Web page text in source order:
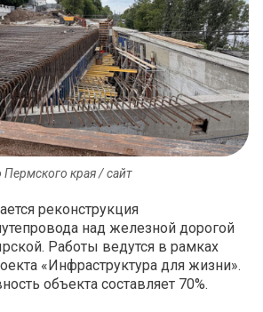
края / сайт
реконструкция
над железной дорогой
Работы ведутся в рамках
«Инфраструктура для жизни».
объекта составляет 70%.